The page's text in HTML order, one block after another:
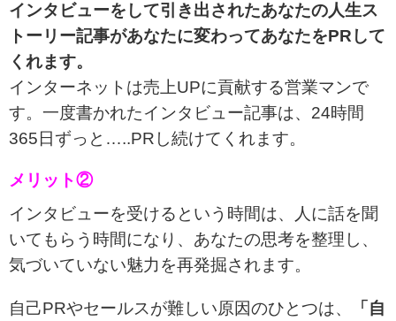
インタビューをして引き出されたあなたの人生ス
トーリー記事があなたに変わってあなたをPRして
くれます。
インターネットは売上UPに貢献する営業マンで
す。一度書かれたインタビュー記事は、24時間
365日ずっと…..PRし続けてくれます。
メリット②
インタビューを受けるという時間は、人に話を聞
いてもらう時間になり、あなたの思考を整理し、
気づいていない魅力を再発掘されます。
自己PRやセールスが難しい原因のひとつは、
「自